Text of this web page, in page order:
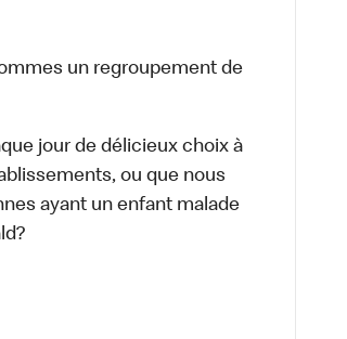
un regroupement de
jour de délicieux choix à
ou que nous
ayant un enfant malade